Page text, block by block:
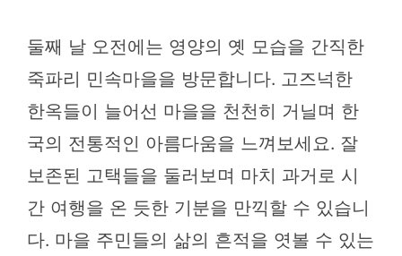
둘째 날 오전에는 영양의 옛 모습을 간직한
죽파리 민속마을을 방문합니다. 고즈넉한
한옥들이 늘어선 마을을 천천히 거닐며 한
국의 전통적인 아름다움을 느껴보세요. 잘
보존된 고택들을 둘러보며 마치 과거로 시
간 여행을 온 듯한 기분을 만끽할 수 있습니
다. 마을 주민들의 삶의 흔적을 엿볼 수 있는